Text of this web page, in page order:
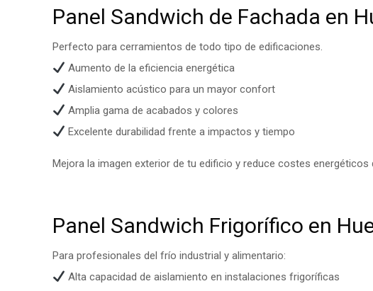
Panel Sandwich de Fachada en
Perfecto para cerramientos de todo tipo de edificaciones.
Aumento de la eficiencia energética
Aislamiento acústico para un mayor confort
Amplia gama de acabados y colores
Excelente durabilidad frente a impactos y tiempo
Mejora la imagen exterior de tu edificio y reduce costes energéticos
Panel Sandwich Frigorífico en
Para profesionales del frío industrial y alimentario:
Alta capacidad de aislamiento en instalaciones frigoríficas